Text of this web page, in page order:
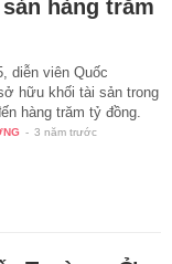
hàng trăm
diễn viên Quốc
hữu khối tài sản trong
hàng trăm tỷ đồng.
3 năm trước